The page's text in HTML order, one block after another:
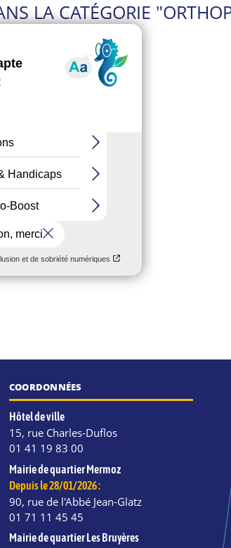
LA CATÉGORIE
Véronique
Sophie
COORDONNÉES
Hôtel de ville
15, rue Charles-Duflos
01 41 19 83 00
Mairie de quartier Mermoz
Depuis le 28/01/2026 :
90, rue de l'Abbé Jean-Glatz
01 71 11 45 45
Mairie de quartier Les Bruyères